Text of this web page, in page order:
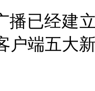
播已经建
户端五大